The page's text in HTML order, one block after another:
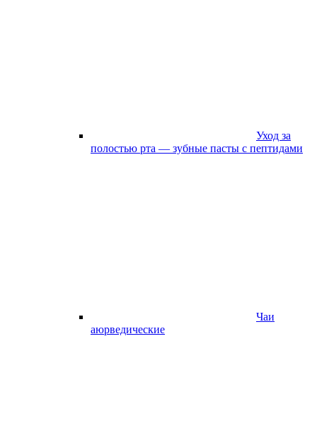
Уход за
полостью рта — зубные пасты с пептидами
Чаи
аюрведические